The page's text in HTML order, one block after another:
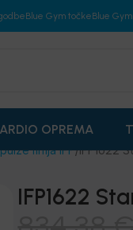
Blue Gym točkeBlue
OPREMA
linija IFP IFP1622
IFP1622